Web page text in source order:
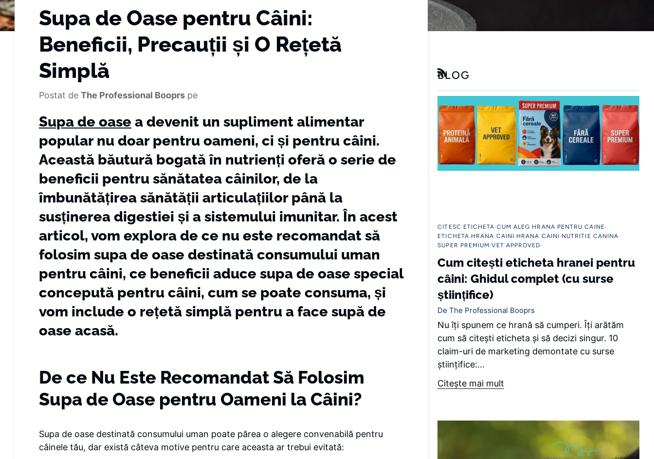
Supa de Oase pentru Câini:
Beneficii, Precauții și O Rețetă
Simplă
Postat de The Professional Booprs pe
Supa de oase a devenit un supliment alimentar
popular nu doar pentru oameni, ci și pentru câini.
Această băutură bogată în nutrienți oferă o serie de
beneficii pentru sănătatea câinilor, de la
îmbunătățirea sănătății articulațiilor până la
susținerea digestiei și a sistemului imunitar. În acest
articol, vom explora de ce nu este recomandat să
folosim supa de oase destinată consumului uman
pentru câini, ce beneficii aduce supa de oase special
concepută pentru câini, cum se poate consuma, și
vom include o rețetă simplă pentru a face supă de
oase acasă.
De ce Nu Este Recomandat Să Folosim
Supa de Oase pentru Oameni la Câini?
Supa de oase destinată consumului uman poate părea o alegere convenabilă pentru
câinele tău, dar există câteva motive pentru care aceasta ar trebui evitată:
BLOG
CITESC ETICHETA CUM ALEG HRANA PENTRU CAINE
ETICHETA HRANA CAINI HRANA CAINI NUTRITIE CANINA
SUPER PREMIUM VET APPROVED
Cum citești eticheta hranei pentru
câini: Ghidul complet (cu surse
științifice)
De The Professional Booprs
Nu îți spunem ce hrană să cumperi. Îți arătăm
cum să citești eticheta și să decizi singur. 10
claim-uri de marketing demontate cu surse
științifice:...
Citeşte mai mult